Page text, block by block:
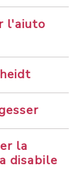
l'aiuto
la
disabile